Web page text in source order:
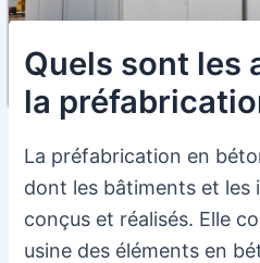
Quels sont les
la
La préfabrication en
dont les bâtiments et
conçus et réalisés. Elle
usine des éléments en